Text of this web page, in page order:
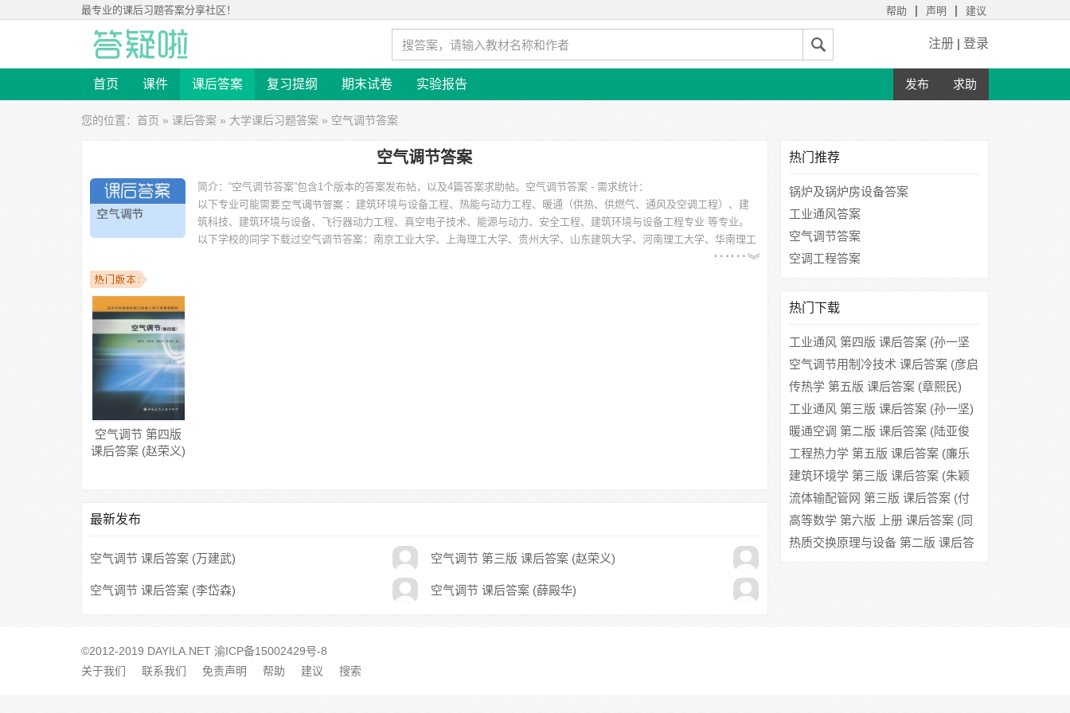
最专业的课后习题答案分享社区！ 帮助 | 声明 | 建议
注册 | 登录
首页 课件 课后答案 复习提纲 期末试卷 实验报告 发布 求助
您的位置： 首页 » 课后答案 » 大学课后习题答案 » 空气调节答案
空气调节答案
简介： “空气调节答案”包含1个版本的答案发布帖，以及4篇答案求助帖。 空气调节答案 - 需求统计：
以下专业可能需要
：建筑环境与设备工程、热能与动力工程、暖通（供热、供燃气、通风及空调工程）、建
筑科技、建筑环境与设备、飞行器动力工程、真空电子技术、能源与动力、安全工程、建筑环境与设备工程专业 等专业。
以下学校的同学下载过空气调节答案：南京工业大学、上海理工大学、贵州大学、山东建筑大学、河南理工大学、华南理工
空气调节 第四版
课后答案 (赵荣义)
最新发布
空气调节 课后答案 (万建武) 空气调节 第三版 课后答案 (赵荣义)
空气调节 课后答案 (李岱森) 空气调节 课后答案 (薛殿华)
热门推荐
锅炉及锅炉房设备答案
工业通风答案
空气调节答案
空调工程答案
热门下载
工业通风 第四版 课后答案 (孙一坚
沈恒根)
空气调节用制冷技术 课后答案 (彦启
森)
传热学 第五版 课后答案 (章熙民)
工业通风 第三版 课后答案 (孙一坚)
暖通空调 第二版 课后答案 (陆亚俊
马最良 邹平华)
工程热力学 第五版 课后答案 (廉乐
明 谭羽非)
建筑环境学 第三版 课后答案 (朱颖
心)
流体输配管网 第三版 课后答案 (付
祥钊 肖益明)
高等数学 第六版 上册 课后答案 (同
济大学数学系)
热质交换原理与设备 第二版 课后答
©2012-2019 DAYILA.NET 渝ICP备15002429号-8
关于我们
联系我们 免责声明 帮助 建议 搜索